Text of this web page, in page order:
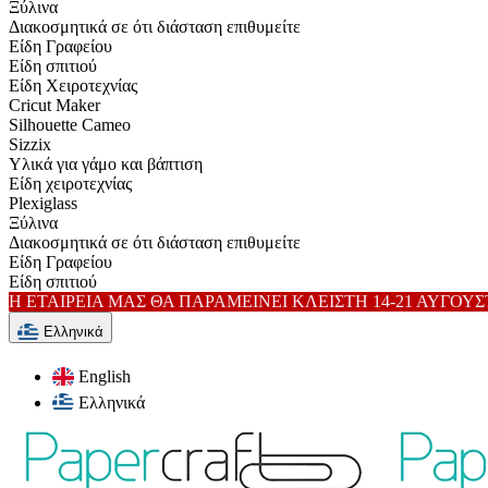
Ξύλινα
Διακοσμητικά σε ότι διάσταση επιθυμείτε
Είδη Γραφείου
Είδη σπιτιού
Είδη Xειροτεχνίας
Cricut Maker
Silhouette Cameo
Sizzix
Υλικά για γάμο και βάπτιση
Είδη χειροτεχνίας
Plexiglass
Ξύλινα
Διακοσμητικά σε ότι διάσταση επιθυμείτε
Είδη Γραφείου
Είδη σπιτιού
Η ΕΤΑΙΡΕΙΑ ΜΑΣ ΘΑ ΠΑΡΑΜΕΙΝΕΙ ΚΛΕΙΣΤΗ 14-21
Ελληνικά
English
Ελληνικά